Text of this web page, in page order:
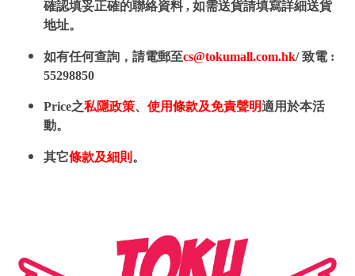
確認填妥正確的聯絡資料 , 如需送貨請填寫詳細送貨
地址。
如有任何查詢，請電郵至cs@tokumall.com.hk/ 致電 :
55298850
Price之私隱政策、 使用條款及免責聲明適用於本活
動。
其它條款及細則 。